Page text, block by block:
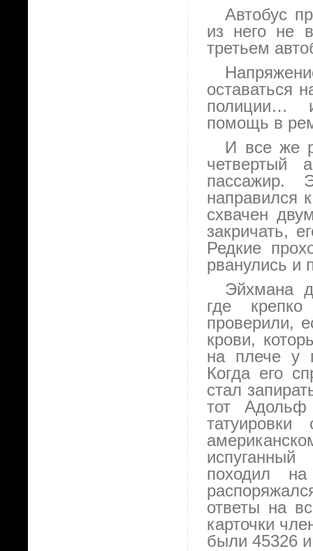
Автобус
из него не
третьем
оставаться
полиции…
помощь в
И все же
четвертый
направился
схвачен
закричать,
Редкие
рванулись и
Эйхмана
где
проверили,
крови,
на плече у
Когда его
стал
тот
походил
ответы на
карточки
были 45326